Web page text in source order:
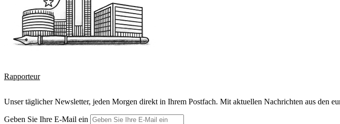
Rapporteur
Unser täglicher Newsletter, jeden Morgen direkt in Ihrem Postfach. Mit aktuellen Nachrichten aus den
Geben Sie Ihre E-Mail ein